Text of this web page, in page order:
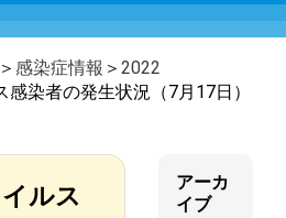
＞ 感染症情報 ＞ 2022
感­染者の発生­状況（7月17日）­
ルス
アーカ
イブ